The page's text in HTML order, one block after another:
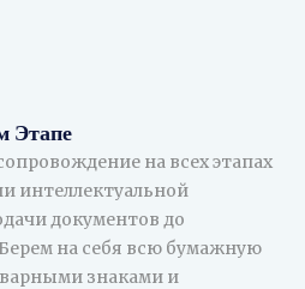
Этапе
на всех этапах
интеллектуальной
документов до
на себя всю бумажную
знаками и